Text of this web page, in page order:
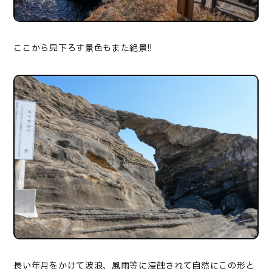
ここから見下ろす景色もまた絶景!!
長い年月をかけて波浪、風雨等に浸蝕されて自然にこの形と